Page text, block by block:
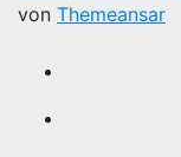
von Themeansar